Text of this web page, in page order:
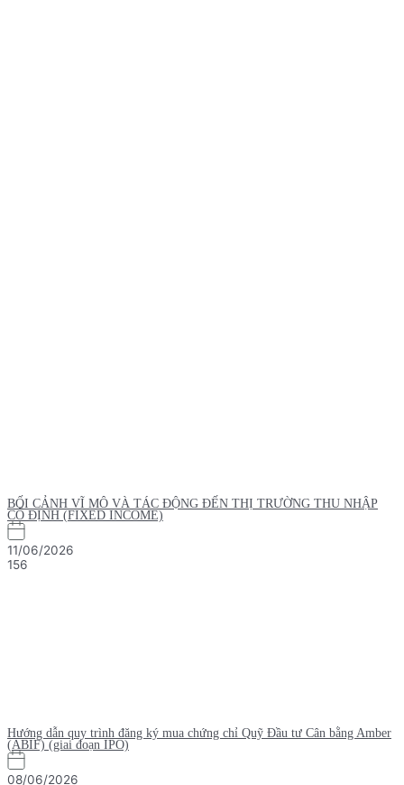
BỐI CẢNH VĨ MÔ VÀ TÁC ĐỘNG ĐẾN THỊ TRƯỜNG THU NHẬP
CỐ ĐỊNH (FIXED INCOME)
11/06/2026
156
Hướng dẫn quy trình đăng ký mua chứng chỉ Quỹ Đầu tư Cân bằng Amber
(ABIF) (giai đoạn IPO)
08/06/2026